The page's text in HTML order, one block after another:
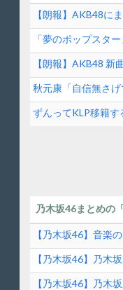
【朗報】AKB48に
「夢のポップスタ
【朗報】AKB48
秋元康「自信無さ
逆じゃね？
ずんってKLP移籍す
乃木坂46まとめの
【乃木坂46】音楽
ンド速報
【乃木坂46】乃木
ファーストピッチ
【乃木坂46】乃木